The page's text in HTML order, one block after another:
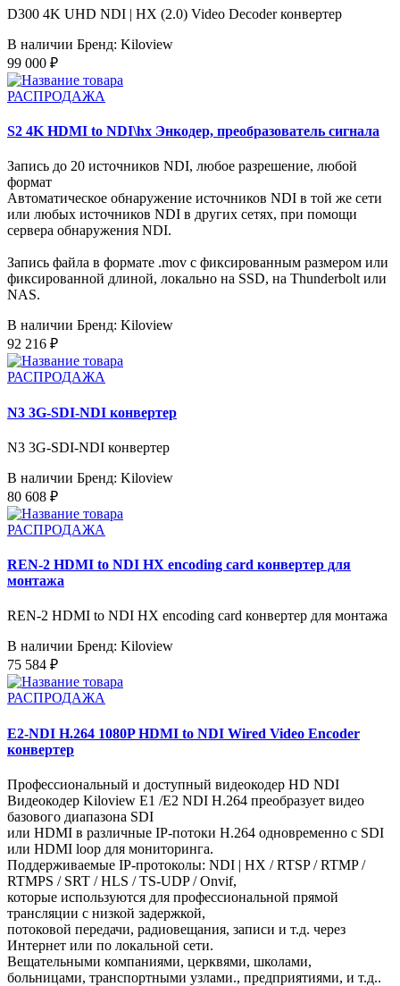
D300 4K UHD NDI | HX (2.0) Video Decoder конвертер
В наличии Бренд: Kiloview
99 000 ₽
РАСПРОДАЖА
S2 4K HDMI to NDI\hx Энкодер, преобразователь сигнала
Запись до 20 источников NDI, любое разрешение, любой
формат
Автоматическое обнаружение источников NDI в той же сети
или любых источников NDI в других сетях, при помощи
сервера обнаружения NDI.
Запись файла в формате .mov с фиксированным размером или
фиксированной длиной, локально на SSD, на Thunderbolt или
NAS.
В наличии Бренд: Kiloview
92 216 ₽
РАСПРОДАЖА
N3 3G-SDI-NDI конвертер
N3 3G-SDI-NDI конвертер
В наличии Бренд: Kiloview
80 608 ₽
РАСПРОДАЖА
REN-2 HDMI to NDI HX encoding card конвертер для
монтажа
REN-2 HDMI to NDI HX encoding card конвертер для монтажа
В наличии Бренд: Kiloview
75 584 ₽
РАСПРОДАЖА
E2-NDI H.264 1080P HDMI to NDI Wired Video Encoder
конвертер
Профессиональный и доступный видеокодер HD NDI
Видеокодер Kiloview E1 /E2 NDI H.264 преобразует видео
базового диапазона SDI
или HDMI в различные IP-потоки H.264 одновременно с SDI
или HDMI loop для мониторинга.
Поддерживаемые IP-протоколы: NDI | HX / RTSP / RTMP /
RTMPS / SRT / HLS / TS-UDP / Onvif,
которые используются для профессиональной прямой
трансляции с низкой задержкой,
потоковой передачи, радиовещания, записи и т.д. через
Интернет или по локальной сети.
Вещательными компаниями, церквями, школами,
больницами, транспортными узлами., предприятиями, и т.д..